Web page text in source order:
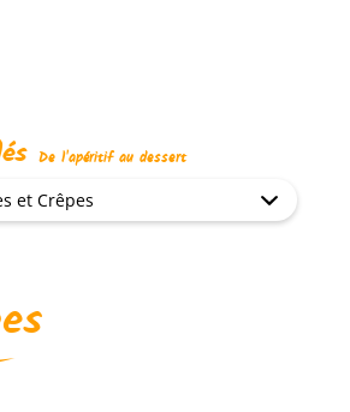
De l'apéritif au dessert
et Crêpes